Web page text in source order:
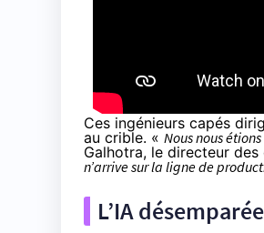
Ces ingénieurs capés
au crible. « Nous nous
Galhotra, le directeur
n’arrive sur la ligne de
L’IA désemparée